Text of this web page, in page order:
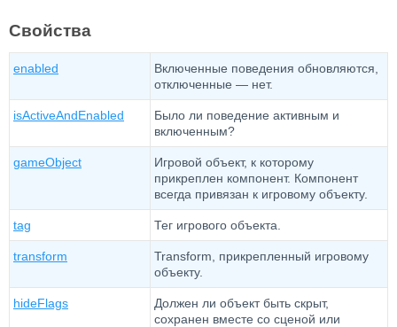
Свойства
enabled
Включенные поведения обновляются,
отключенные — нет.
isActiveAndEnabled
Было ли поведение активным и
включенным?
gameObject
Игровой объект, к которому
прикреплен компонент. Компонент
всегда привязан к игровому объекту.
tag Тег игрового объекта.
transform
Transform, прикрепленный игровому
объекту.
hideFlags
Должен ли объект быть скрыт,
сохранен вместе со сценой или